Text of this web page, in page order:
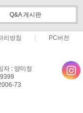
Q&A 게시판
리방침 PC버전
자 : 양미정
73